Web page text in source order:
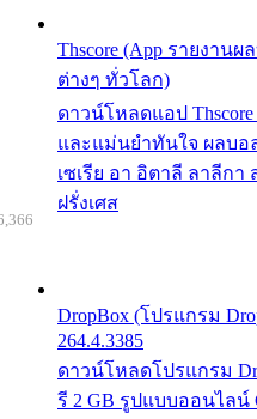
Thscore (App รายงาน
ต่างๆ ทั่วโลก)
ดาวน์โหลดแอป
และแม่นยำทันใจ ผลบอ
เซเรีย อา อิตาลี ลาลีกา
ฝรั่งเศส
DropBox (โปรแกรม
264.4.3385
ดาวน์โหลดโปรแกรม
รี 2 GB รูปแบบออนไลน์